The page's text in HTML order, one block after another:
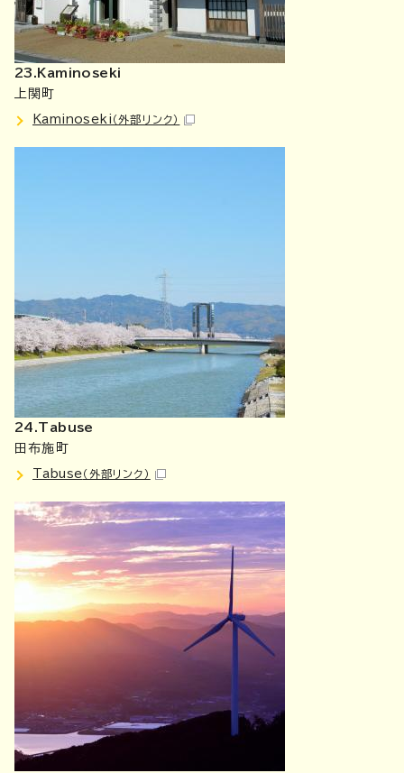
23.Kaminoseki
上関町
Kaminoseki （外部リンク）
24.Tabuse
田布施町
Tabuse（外部リンク）